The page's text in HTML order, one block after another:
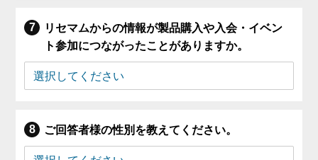
リセマムからの情報が製品購入や入会・イベン
ト参加につながったことがありますか。
ご回答者様の性別を教えてください。